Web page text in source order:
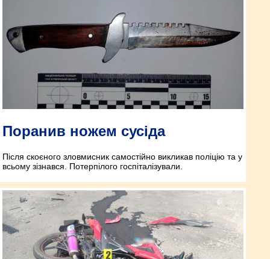
Поранив ножем сусіда
Після скоєного зловмисник самостійно викликав поліцію та у
всьому зізнався. Потерпілого госпіталізували.